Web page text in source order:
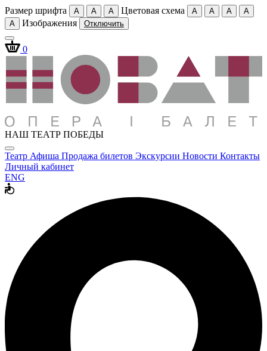
Размер шрифта A A A Цветовая схема A A A
A
A
Изображения Отключить
0
НАШ ТЕАТР ПОБЕДЫ
Театр Афиша Продажа билетов Экскурсии Новости Контакты
Личный кабинет
ENG